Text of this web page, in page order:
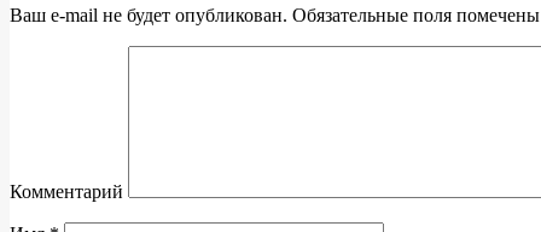
Ваш e-mail не будет опубликован. Обязательные поля помечены
Комментарий